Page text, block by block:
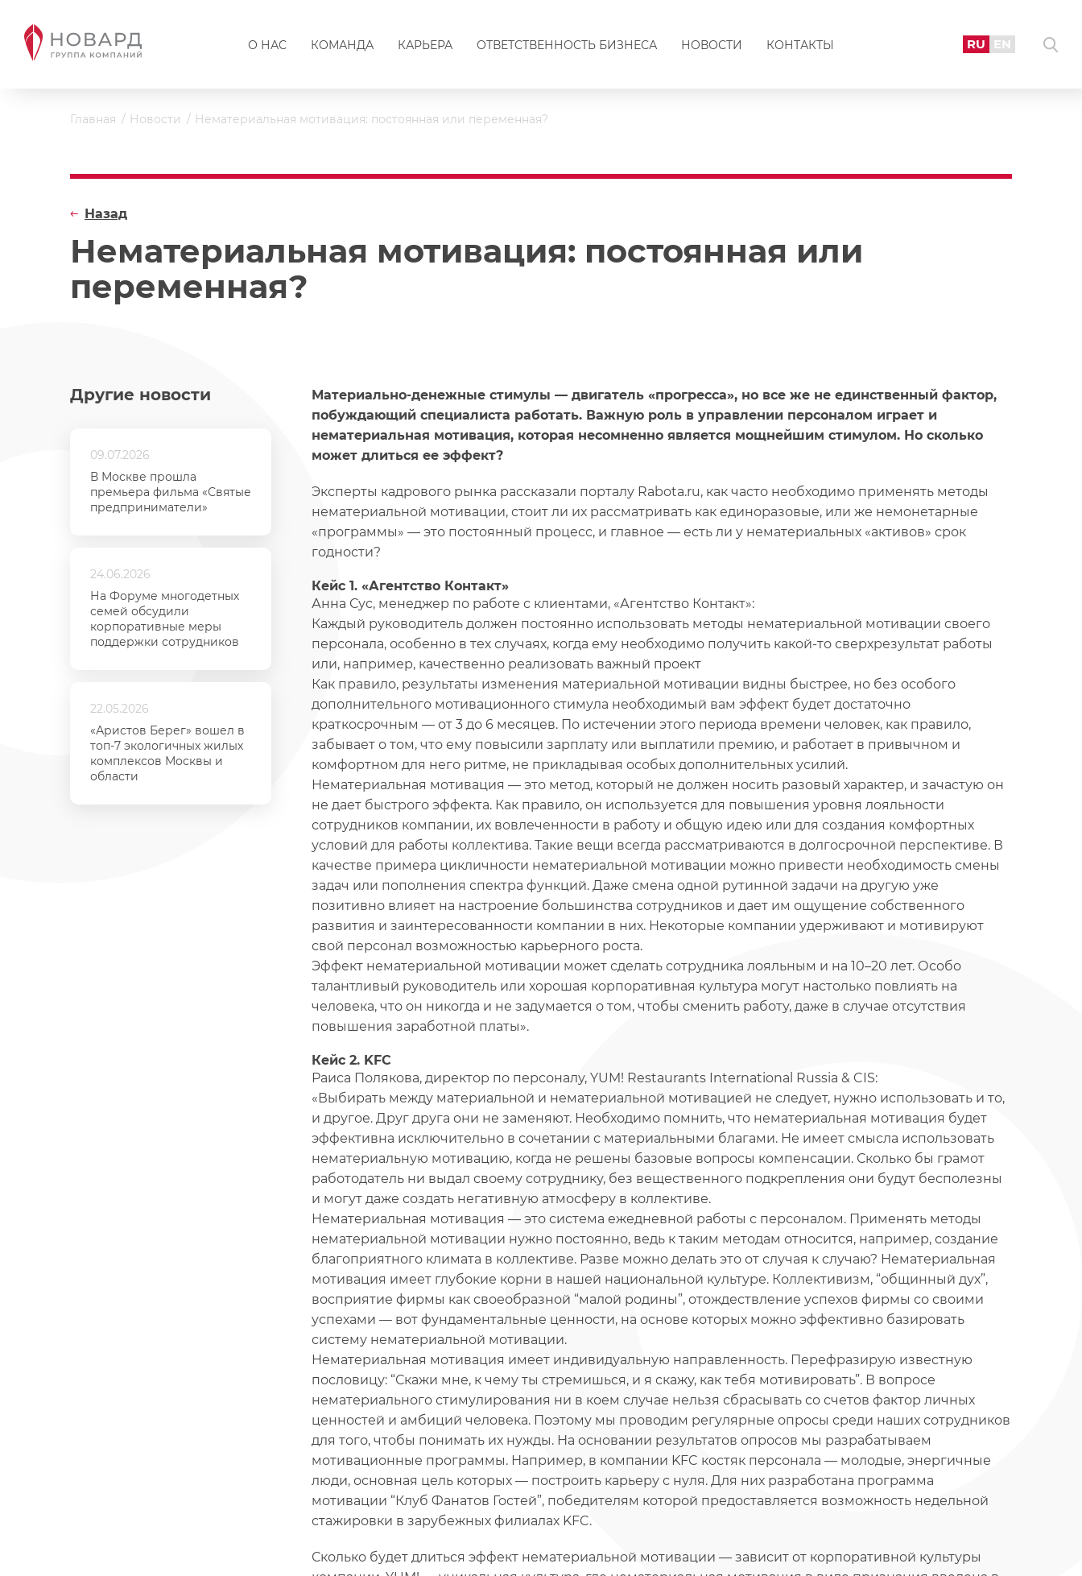
О НАС КОМАНДА КАРЬЕРА ОТВЕТСТВЕННОСТЬ БИЗНЕСА НОВОСТИ КОНТАКТЫ RU EN
Главная Новости Нематериальная мотивация: постоянная или переменная?
Нематериальная мотивация: постоянная или
переменная?
Назад
Другие новости
09.07.2026
В Москве прошла
премьера фильма «Святые
предприниматели»
24.06.2026
На Форуме многодетных
семей обсудили
корпоративные меры
поддержки сотрудников
22.05.2026
«Аристов Берег» вошел в
топ-7 экологичных жилых
комплексов Москвы и
области
Материально-денежные стимулы — двигатель «прогресса», но все же не единственный фактор,
побуждающий специалиста работать. Важную роль в управлении персоналом играет и
нематериальная мотивация, которая несомненно является мощнейшим стимулом. Но сколько
может длиться ее эффект?
Эксперты кадрового рынка рассказали порталу Rabota.ru, как часто необходимо применять методы
нематериальной мотивации, стоит ли их рассматривать как единоразовые, или же немонетарные
«программы» — это постоянный процесс, и главное — есть ли у нематериальных «активов» срок
годности?
Кейс 1. «Агентство Контакт»
Анна Сус, менеджер по работе с клиентами, «Агентство Контакт»:
Каждый руководитель должен постоянно использовать методы нематериальной мотивации своего
персонала, особенно в тех случаях, когда ему необходимо получить какой-то сверхрезультат работы
или, например, качественно реализовать важный проект
Как правило, результаты изменения материальной мотивации видны быстрее, но без особого
дополнительного мотивационного стимула необходимый вам эффект будет достаточно
краткосрочным — от 3 до 6 месяцев. По истечении этого периода времени человек, как правило,
забывает о том, что ему повысили зарплату или выплатили премию, и работает в привычном и
комфортном для него ритме, не прикладывая особых дополнительных усилий.
Нематериальная мотивация — это метод, который не должен носить разовый характер, и зачастую он
не дает быстрого эффекта. Как правило, он используется для повышения уровня лояльности
сотрудников компании, их вовлеченности в работу и общую идею или для создания комфортных
условий для работы коллектива. Такие вещи всегда рассматриваются в долгосрочной перспективе. В
качестве примера цикличности нематериальной мотивации можно привести необходимость смены
задач или пополнения спектра функций. Даже смена одной рутинной задачи на другую уже
позитивно влияет на настроение большинства сотрудников и дает им ощущение собственного
развития и заинтересованности компании в них. Некоторые компании удерживают и мотивируют
свой персонал возможностью карьерного роста.
Эффект нематериальной мотивации может сделать сотрудника лояльным и на 10–20 лет. Особо
талантливый руководитель или хорошая корпоративная культура могут настолько повлиять на
человека, что он никогда и не задумается о том, чтобы сменить работу, даже в случае отсутствия
повышения заработной платы».
Кейс 2. KFC
Раиса Полякова, директор по персоналу, YUM! Restaurants International Russia & CIS:
«Выбирать между материальной и нематериальной мотивацией не следует, нужно использовать и то,
и другое. Друг друга они не заменяют. Необходимо помнить, что нематериальная мотивация будет
эффективна исключительно в сочетании с материальными благами. Не имеет смысла использовать
нематериальную мотивацию, когда не решены базовые вопросы компенсации. Сколько бы грамот
работодатель ни выдал своему сотруднику, без вещественного подкрепления они будут бесполезны
и могут даже создать негативную атмосферу в коллективе.
Нематериальная мотивация — это система ежедневной работы с персоналом. Применять методы
нематериальной мотивации нужно постоянно, ведь к таким методам относится, например, создание
благоприятного климата в коллективе. Разве можно делать это от случая к случаю? Нематериальная
мотивация имеет глубокие корни в нашей национальной культуре. Коллективизм, “общинный дух”,
восприятие фирмы как своеобразной “малой родины”, отождествление успехов фирмы со своими
успехами — вот фундаментальные ценности, на основе которых можно эффективно базировать
систему нематериальной мотивации.
Нематериальная мотивация имеет индивидуальную направленность. Перефразирую известную
пословицу: “Скажи мне, к чему ты стремишься, и я скажу, как тебя мотивировать”. В вопросе
нематериального стимулирования ни в коем случае нельзя сбрасывать со счетов фактор личных
ценностей и амбиций человека. Поэтому мы проводим регулярные опросы среди наших сотрудников
для того, чтобы понимать их нужды. На основании результатов опросов мы разрабатываем
мотивационные программы. Например, в компании KFC костяк персонала — молодые, энергичные
люди, основная цель которых — построить карьеру с нуля. Для них разработана программа
мотивации “Клуб Фанатов Гостей”, победителям которой предоставляется возможность недельной
стажировки в зарубежных филиалах KFC.
Сколько будет длиться эффект нематериальной мотивации — зависит от корпоративной культуры